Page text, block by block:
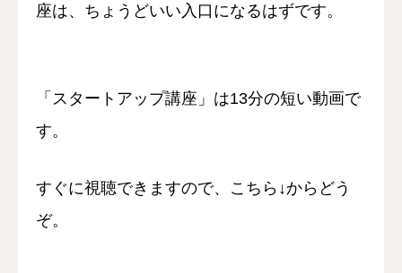
座は、 ちょうどいい入口になるはずです。
「スタートアップ講座」は13分の短い動画で
す。
すぐに視聴できますので、 こちら↓からどう
ぞ。